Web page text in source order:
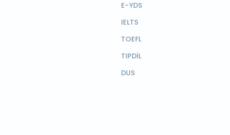
E-YDS
IELTS
TOEFL
TIPDİL
DUS